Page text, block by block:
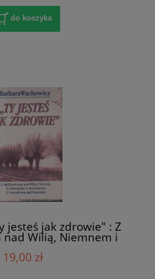
do koszyka
jesteś jak zdrowie" : Z
nad Wilią, Niemnem i
w Krzemieńcu : Z
Niemnem / Barbara
19,00 zł